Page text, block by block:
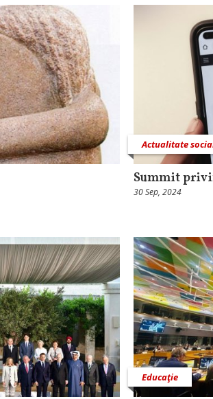
Actualitate
Summit
30 Sep, 2024
Educaţie